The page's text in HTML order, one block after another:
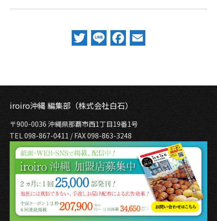
Twitter
LineFacebook
iroiro沖縄 編集部（株式会社白石）
〒900-0036 沖縄県那覇市西1丁目19番1号
TEL 098-867-0411 / FAX 098-863-3248